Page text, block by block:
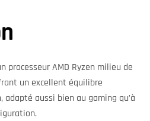
processeur AMD Ryzen milieu de
un excellent équilibre
aussi bien au gaming qu’à